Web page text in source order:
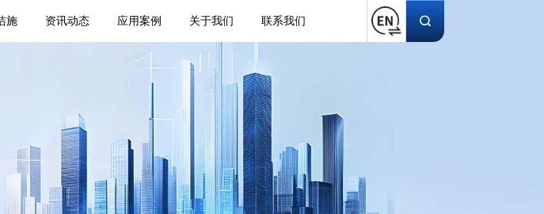
施 资讯动态 应用案例 关于我们 联系我们